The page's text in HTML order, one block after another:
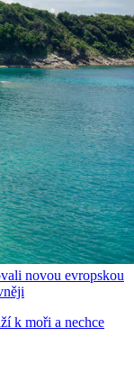
novou evropskou
k moři a nechce